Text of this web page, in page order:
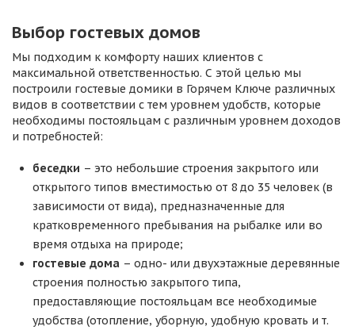
Выбор гостевых домов
Мы подходим к комфорту наших клиентов с
максимальной ответственностью. С этой целью мы
построили гостевые домики в Горячем Ключе различных
видов в соответствии с тем уровнем удобств, которые
необходимы постояльцам с различным уровнем доходов
и потребностей:
беседки – это небольшие строения закрытого или
открытого типов вместимостью от 8 до 35 человек (в
зависимости от вида), предназначенные для
кратковременного пребывания на рыбалке или во
время отдыха на природе;
гостевые дома – одно- или двухэтажные деревянные
строения полностью закрытого типа,
предоставляющие постояльцам все необходимые
удобства (отопление, уборную, удобную кровать и т.